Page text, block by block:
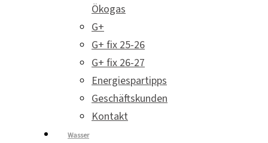
Ökogas
G+
G+ fix 25-26
G+ fix 26-27
Energiespartipps
Geschäftskunden
Kontakt
Wasser